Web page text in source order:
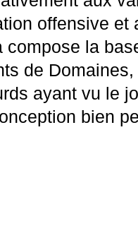
offensive et
compose la
de
ayant vu le
bien